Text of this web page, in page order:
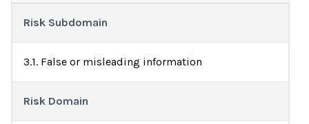
Risk Subdomain
3.1. False or misleading information
Risk Domain